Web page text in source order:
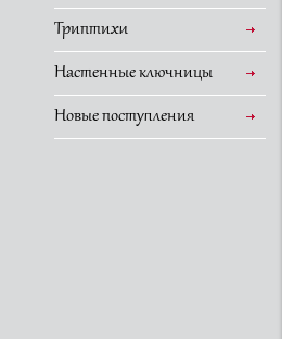
Триптихи
Настенные ключницы
Новые поступления